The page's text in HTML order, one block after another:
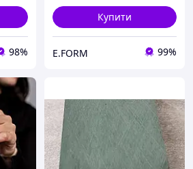
98%
Купити
E.FORM 99%